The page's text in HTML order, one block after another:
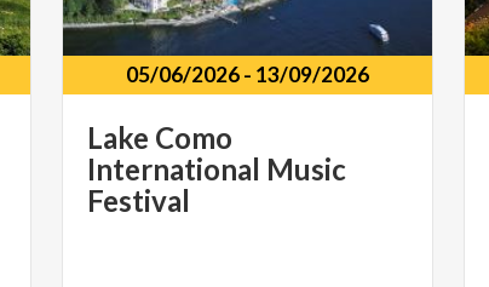
05/06/2026- 13/09/2026
Lake Como
International Music
Festival